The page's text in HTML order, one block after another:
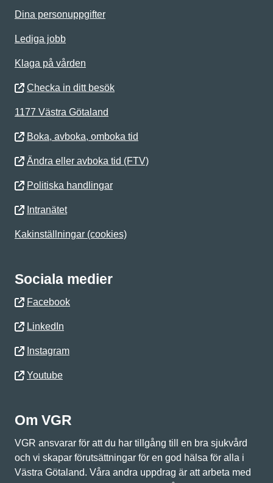
Dina personuppgifter
Lediga jobb
Klaga på vården
Checka in ditt besök
1177 Västra Götaland
Boka, avboka, omboka tid
Ändra eller avboka tid (FTV)
Politiska handlingar
Intranätet
Kakinställningar (cookies)
Sociala medier
Facebook
LinkedIn
Instagram
Youtube
Om VGR
VGR ansvarar för att du har tillgång till en bra sjukvård
och vi skapar förutsättningar för en god hälsa för alla i
Västra Götaland. Våra andra uppdrag är att arbeta med